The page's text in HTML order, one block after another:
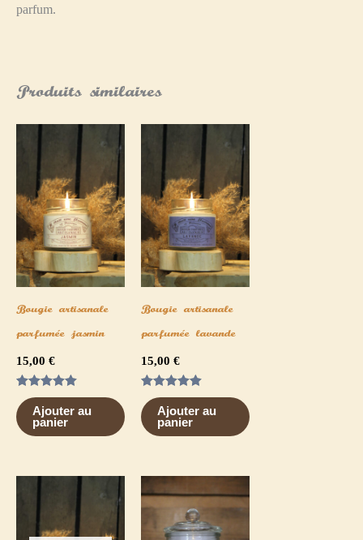
parfum.
Produits similaires
Bougie artisanale
parfumée jasmin
15,00 €
Note
5.00
sur 5
Ajouter au
panier
Bougie artisanale
parfumée lavande
15,00 €
Note
5.00
sur 5
Ajouter au
panier